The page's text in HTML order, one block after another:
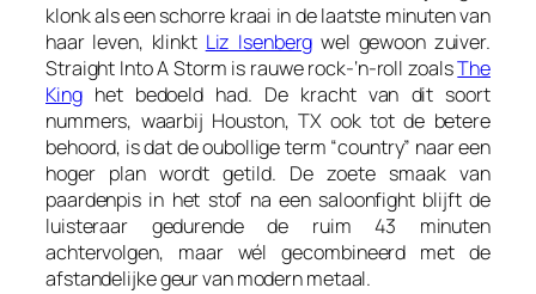
klonk als een schorre kraai in de laatste minuten van
haar leven, klinkt Liz Isenberg wel gewoon zuiver.
Straight Into A Storm is rauwe rock-‘n-roll zoalsThe
Kinghet bedoeld had. De kracht van dit soort
nummers, waarbij Houston, TXook tot de betere
behoord, is dat de oubollige term “country” naar een
hoger plan wordt getild. De zoete smaak van
paardenpis in het stof na een saloonfight blijft de
luisteraar gedurende de ruim 43 minuten
achtervolgen, maar wél gecombineerd met de
afstandelijke geur van modern metaal.